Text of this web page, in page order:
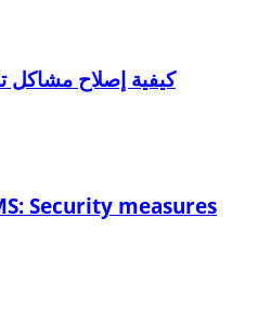
كيفية إصلاح مشاكل
Security measures